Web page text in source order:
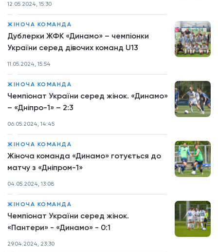
12.05.2024, 15:30
ЖІНОЧА КОМАНДА
Дублерки ЖФК «Динамо» – чемпіонки
України серед дівочих команд U13
11.05.2024, 15:54
ЖІНОЧА КОМАНДА
Чемпіонат України серед жінок. «Динамо»
– «Дніпро-1» – 2:3
06.05.2024, 14:45
ЖІНОЧА КОМАНДА
Жіноча команда «Динамо» готується до
матчу з «Дніпром-1»
04.05.2024, 13:08
ЖІНОЧА КОМАНДА
Чемпіонат України серед жінок.
«Пантери» - «Динамо» - 0:1
29.04.2024, 23:30